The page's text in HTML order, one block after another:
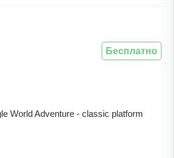
World Adventure - classic platform
Бесплатно